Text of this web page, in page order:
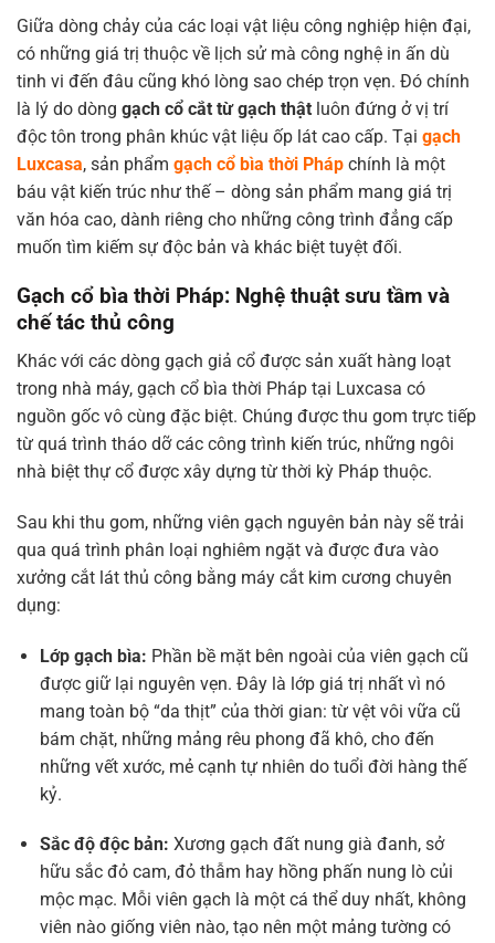
Giữa dòng chảy của các loại vật liệu công nghiệp hiện đại,
có những giá trị thuộc về lịch sử mà công nghệ in ấn dù
tinh vi đến đâu cũng khó lòng sao chép trọn vẹn. Đó chính
là lý do dòng gạch cổ cắt từ gạch thật luôn đứng ở vị trí
độc tôn trong phân khúc vật liệu ốp lát cao cấp. Tại gạch
Luxcasa, sản phẩm gạch cổ bìa thời Pháp chính là một
báu vật kiến trúc như thế – dòng sản phẩm mang giá trị
văn hóa cao, dành riêng cho những công trình đẳng cấp
muốn tìm kiếm sự độc bản và khác biệt tuyệt đối.
Gạch cổ bìa thời Pháp: Nghệ thuật sưu tầm và
chế tác thủ công
Khác với các dòng gạch giả cổ được sản xuất hàng loạt
trong nhà máy, gạch cổ bìa thời Pháp tại Luxcasa có
nguồn gốc vô cùng đặc biệt. Chúng được thu gom trực tiếp
từ quá trình tháo dỡ các công trình kiến trúc, những ngôi
nhà biệt thự cổ được xây dựng từ thời kỳ Pháp thuộc.
Sau khi thu gom, những viên gạch nguyên bản này sẽ trải
qua quá trình phân loại nghiêm ngặt và được đưa vào
xưởng cắt lát thủ công bằng máy cắt kim cương chuyên
dụng:
Lớp gạch bìa: Phần bề mặt bên ngoài của viên gạch cũ
được giữ lại nguyên vẹn. Đây là lớp giá trị nhất vì nó
mang toàn bộ “da thịt” của thời gian: từ vệt vôi vữa cũ
bám chặt, những mảng rêu phong đã khô, cho đến
những vết xước, mẻ cạnh tự nhiên do tuổi đời hàng thế
kỷ.
Sắc độ độc bản: Xương gạch đất nung già đanh, sở
hữu sắc đỏ cam, đỏ thẫm hay hồng phấn nung lò củi
mộc mạc. Mỗi viên gạch là một cá thể duy nhất, không
viên nào giống viên nào, tạo nên một mảng tường có